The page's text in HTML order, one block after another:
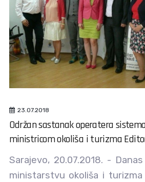
23.07.2018
Održan sastanak operatera
ministricom okoliša i turizma
Sarajevo, 20.07.2018. -
ministarstvu okoliša i